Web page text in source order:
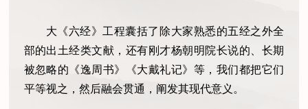
大《六经》工程囊括了除大家熟悉的五经之外全
部的出土经类文献，还有刚才杨朝明院长说的、长期
被忽略的《逸周书》《大戴礼记》等，我们都把它们
平等视之，然后融会贯通，阐发其现代意义。